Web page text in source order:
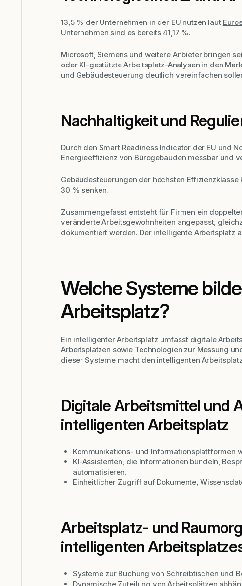
13,5 % der Unternehmen in der EU nutzen laut
Unternehmen sind es bereits 41,17 %.
Microsoft, Siemens und weitere Anbieter bringen
oder KI-gestützte Arbeitsplatz-Analysen in den
und Gebäudesteuerung deutlich vereinfachen
Nachhaltigkeit und
Durch den Smart Readiness Indicator der EU und
Energieeffizienz von Bürogebäuden messbar und
Gebäudesteuerungen der höchsten
30 % senken.
Zusammengefasst entsteht für Firmen ein
veränderte Arbeitsgewohnheiten angepasst,
dokumentiert werden. Der intelligente Arbeitsplatz
Welche Systeme
Arbeitsplatz?
Ein intelligenter Arbeitsplatz umfasst digitale
Arbeitsplätzen sowie Technologien zur Messung
dieser Systeme macht den intelligenten
Digitale Arbeitsmittel und
intelligenten Arbeitsplatz
Kommunikations- und Informationsplattformen
KI-Assistenten, die Informationen bündeln,
automatisieren.
Einheitlicher Zugriff auf Dokumente,
Arbeitsplatz- und
intelligenten
Systeme zur Buchung von Schreibtischen und
Dynamische Zuteilung von Arbeitsplätzen